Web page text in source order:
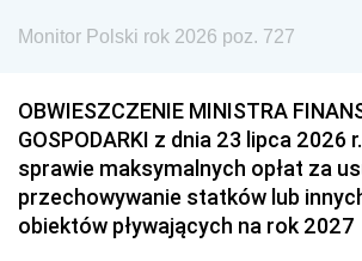
Monitor Polski rok 2026 poz. 727
OBWIESZCZENIE MINISTRA
GOSPODARKI z dnia 23 lipca 2026
sprawie maksymalnych opłat za
przechowywanie statków lub
obiektów pływających na rok 2027